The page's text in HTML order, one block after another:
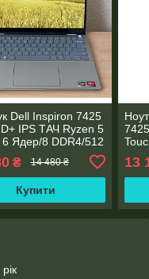
Dell Inspiron 7425
IPS TАЧ Ryzen 5
Ядер/8 DDR4/512
Radeon RX Vega
PD
₴ 14 480 ₴
Купити
13